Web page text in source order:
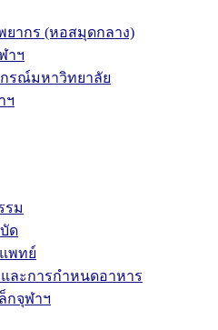
ยากร (หอสมุดกลาง)
าฯ
รณ์มหาวิทยาลัย
ฯ
รม
ด
พทย์
ละการกำหนดอาหาร
กจุฬาฯ